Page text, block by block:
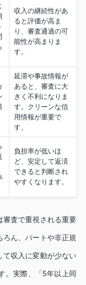
収入の継続性があ
ると評価が高ま
り、審査通過の可
能性が高まりま
す。
延滞や事故情報が
あると、審査に大
きく不利になりま
す。クリーンな信
用情報が重要で
す。
負担率が低いほ
ど、安定して返済
できると判断され
やすくなります。
審査で重視される重要
ん、パートや非正規
て収入に変動が少ない
。実際、「5年以上同